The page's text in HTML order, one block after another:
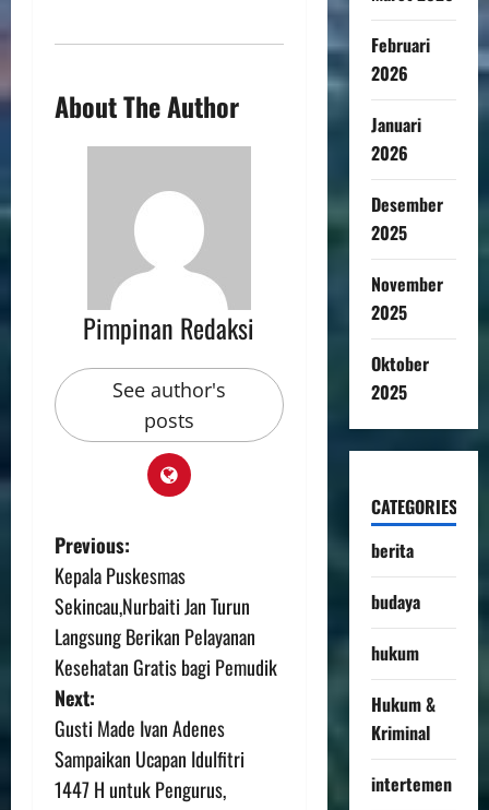
About The Author
Pimpinan Redaksi
See author's
posts
Previous:
Kepala Puskesmas
Sekincau,Nurbaiti Jan Turun
Langsung Berikan Pelayanan
Kesehatan Gratis bagi Pemudik
Next:
Gusti Made Ivan Adenes
Sampaikan Ucapan Idulfitri
1447 H untuk Pengurus,
Februari
2026
Januari
2026
Desember
2025
November
2025
Oktober
2025
CATEGORIES
berita
budaya
hukum
Hukum &
Kriminal
intertemen